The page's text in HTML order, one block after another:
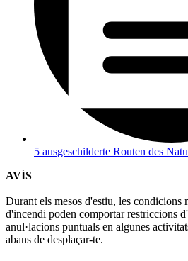
5 ausgeschilderte Routen des
AVÍS
Durant els mesos d'estiu, les condicions
d'incendi poden comportar restriccions
anul·lacions puntuals en algunes
abans de desplaçar-te.